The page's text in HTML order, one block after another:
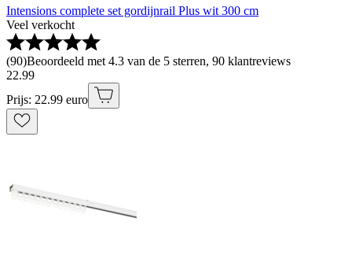
Intensions complete set gordijnrail Plus wit 300 cm
Veel verkocht
(90)Beoordeeld met 4.3 van de 5 sterren, 90 klantreviews
22.99
Prijs: 22.99 euro